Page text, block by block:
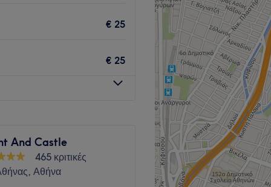
€ 25
€ 25
And Castle
465 κριτικές
Αθήνα